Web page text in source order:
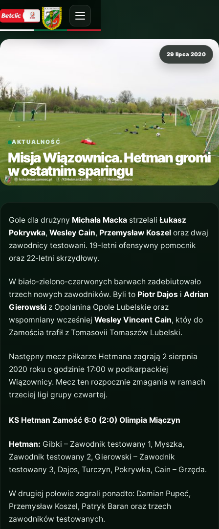
29 lipca 2020
AKTUALNOŚĆ
Misja Wiązownica. Hetman gromi
w ostatnim sparingu
Gole dla drużyny Michała Macka strzelali Łukasz
Pokrywka, Wesley Cain, Przemysław Koszel oraz dwaj
zawodnicy testowani. 19-letni ofensywny pomocnik
oraz 22-letni skrzydłowy.
W biało-zielono-czerwonych barwach zadebiutowało
trzech nowych zawodników. Byli to Piotr Dajos i Adrian
Gierowski z Opolanina Opole Lubelskie oraz
wspomniany wcześniej Wesley Vincent Cain, któy do
Zamościa trafił z Tomasovii Tomaszów Lubelski.
Następny mecz piłkarze Hetmana zagrają 2 sierpnia
2020 roku o godzinie 17:00 w podkarpackiej
Wiązownicy. Mecz ten rozpocznie zmagania w ramach
trzeciej ligi grupy czwartej.
KS Hetman Zamość 6:0 (2:0) Olimpia Miączyn
Hetman: Gibki – Zawodnik testowany 1, Myszka,
Zawodnik testowany 2, Gierowski – Zawodnik
testowany 3, Dajos, Turczyn, Pokrywka, Cain – Grzęda.
W drugiej połowie zagrali ponadto: Damian Pupeć,
Przemysław Koszel, Patryk Baran oraz trzech
zawodników testowanych.